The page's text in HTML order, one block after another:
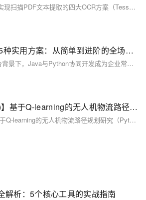
本文详解2025年Python实现扫描PDF文本提取的四大OCR方案（Tesseract、EasyOCR、PaddleOCR、OCRmyPDF），涵盖环境配置、图像预处理、核心识别与性能优化，结合财务票据、古籍数字化等实战场景，助力高效构建自动化文档处理系统。
Java调用Python的5种实用方案：从简单到进阶的全场景解析
在机器学习与大数据融合背景下，Java与Python协同开发成为企业常见需求。本文通过真实案例解析5种主流调用方案，涵盖脚本调用到微服务架构，助力开发者根据业务场景选择最优方案，提升开发效率与系统性能。
【强化学习应用(八)】基于Q-learning的无人机物流路径规划研究（Python代码实现）
【强化学习应用(八)】基于Q-learning的无人机物流路径规划研究（Python代码实现）
解析：5个核心工具的实战指南